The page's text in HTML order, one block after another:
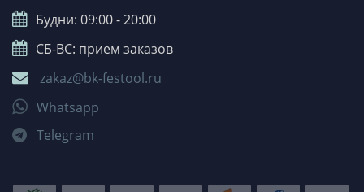
Будни: 09:00 - 20:00
СБ-ВС: прием заказов
zakaz@bk-festool.ru
Whatsapp
Telegram